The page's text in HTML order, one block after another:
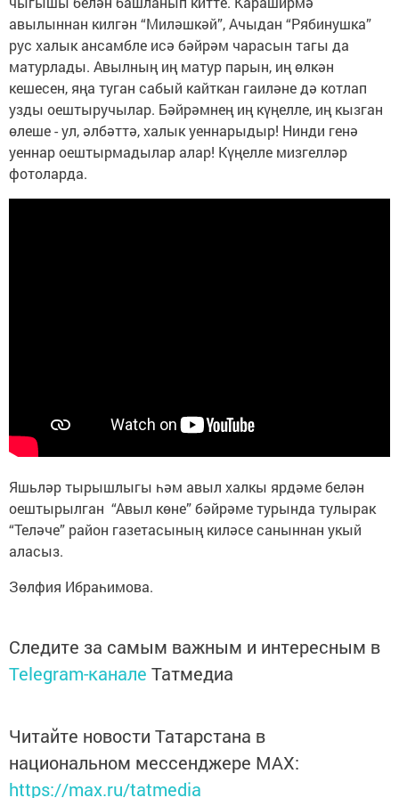
авылыннан килгән “Миләшкәй”, Ачыдан “Рябинушка”
рус халык ансамбле исә бәйрәм чарасын тагы да
матурлады. Авылның иң матур парын, иң өлкән
кешесен, яңа туган сабый кайткан гаиләне дә котлап
узды оештыручылар. Бәйрәмнең иң күңелле, иң кызган
өлеше - ул, әлбәттә, халык уеннарыдыр! Нинди генә
уеннар оештырмадылар алар! Күңелле мизгелләр
фотоларда.
Яшьләр тырышлыгы һәм авыл халкы ярдәме белән
оештырылган “Авыл көне” бәйрәме турында тулырак
“Теләче” район газетасының киләсе саныннан укый
аласыз.
Зөлфия Ибраһимова.
Следите за самым важным и интересным в
Telegram-канале Татмедиа
Читайте новости Татарстана в
национальном мессенджере MАХ:
https://max.ru/tatmedia